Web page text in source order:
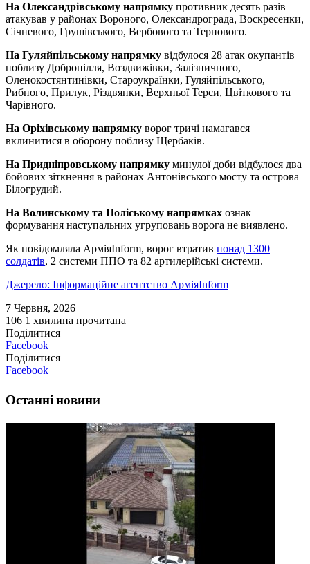
На Олександрівському напрямку противник десять разів
атакував у районах Вороного, Олександрограда, Воскресенки,
Січневого, Грушівського, Вербового та Тернового.
На Гуляйпільському напрямку відбулося 28 атак окупантів
поблизу Добропілля, Воздвижівки, Залізничного,
Оленокостянтинівки, Староукраїнки, Гуляйпільського,
Рибного, Прилук, Різдвянки, Верхньої Терси, Цвіткового та
Чарівного.
На Оріхівському напрямку ворог тричі намагався
вклинитися в оборону поблизу Щербаків.
На Придніпровському напрямку минулої доби відбулося два
бойових зіткнення в районах Антонівського мосту та острова
Білогрудий.
На Волинському та Поліському напрямках ознак
формування наступальних угруповань ворога не виявлено.
Як повідомляла АрміяInform, ворог втратив понад 1300
солдатів, 2 системи ППО та 82 артилерійські системи.
Джерело: Інформаційне агентство АрміяInform
7 Червня, 2026
106 1 хвилина прочитана
Поділитися
Facebook
Поділитися
Facebook
Останні новини